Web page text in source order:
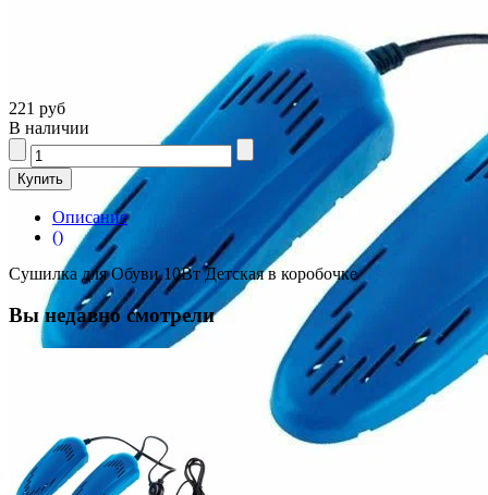
221 руб
В наличии
Описание
()
Сушилка для Обуви 10Вт Детская в коробочке
Вы недавно смотрели